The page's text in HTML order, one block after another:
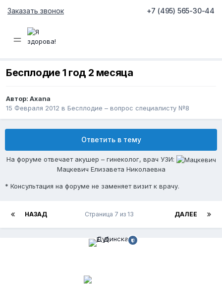
Заказать звонок +7 (495) 565-30-44
Бесплодие 1 год 2 месяца
Автор: Axana
15 Февраля 2012 в Бесплодие – вопрос специалисту №8
Ответить в тему
На форуме отвечает акушер – гинеколог, врач УЗИ:
Мацкевич Елизавета Николаевна
* Консультация на форуме не заменяет визит к врачу.
НАЗАД ДАЛЕЕ
Страница 7 из 13